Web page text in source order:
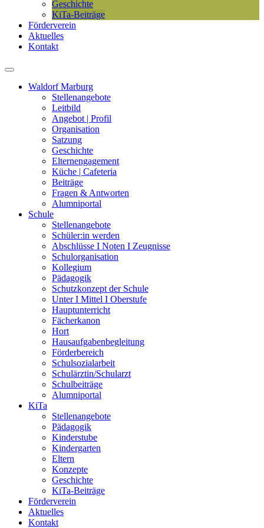
Geschichte
KiTa-Beiträge
Förderverein
Aktuelles
Kontakt
Waldorf Marburg
Stellenangebote
Leitbild
Angebot | Profil
Organisation
Satzung
Geschichte
Elternengagement
Küche | Cafeteria
Beiträge
Fragen & Antworten
Alumniportal
Schule
Stellenangebote
Schüler:in werden
Abschlüsse I Noten I Zeugnisse
Schulorganisation
Kollegium
Pädagogik
Schutzkonzept der Schule
Unter I Mittel I Oberstufe
Hauptunterricht
Fächerkanon
Hort
Hausaufgabenbegleitung
Förderbereich
Schulsozialarbeit
Schulärztin/Schularzt
Schulbeiträge
Alumniportal
KiTa
Stellenangebote
Pädagogik
Kinderstube
Kindergarten
Eltern
Konzepte
Geschichte
KiTa-Beiträge
Förderverein
Aktuelles
Kontakt